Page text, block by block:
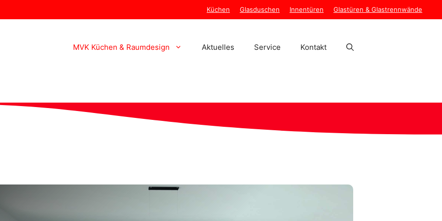
Küchen Glasduschen Innentüren Glastüren & Glastrennwände
MVK Küchen & Raumdesign Aktuelles Service Kontakt